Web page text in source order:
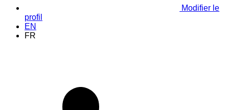
Modifier le
profil
EN
FR